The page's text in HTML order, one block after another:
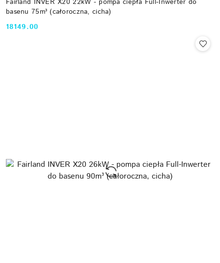
Fairland INVER X20 22kW - pompa ciepła Full-Inwerter do
basenu 75m³ (całoroczna, cicha)
Cena:
18149.00